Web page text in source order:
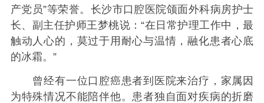
产党员”等荣誉。长沙市口腔医院颌面外科病房护士
长、副主任护师王梦桃说：“在日常护理工作中，最
触动人心的，莫过于用耐心与温情，融化患者心底
的冰霜。”
曾经有一位口腔癌患者到医院来治疗，家属因
为特殊情况不能陪伴他。患者独自面对疾病的折磨